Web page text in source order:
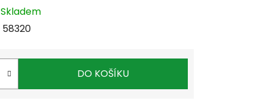
Skladem
58320
DO KOŠÍKU